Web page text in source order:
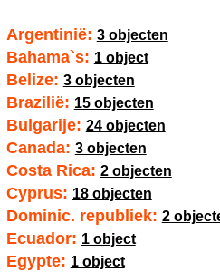
Argentinië: 3 objecten
Bahama`s: 1 object
Belize: 3 objecten
Brazilië: 15 objecten
Bulgarije: 24 objecten
Canada: 3 objecten
Costa Rica: 2 objecten
Cyprus: 18 objecten
Dominic. republiek: 2
Ecuador: 1 object
Egypte: 1 object